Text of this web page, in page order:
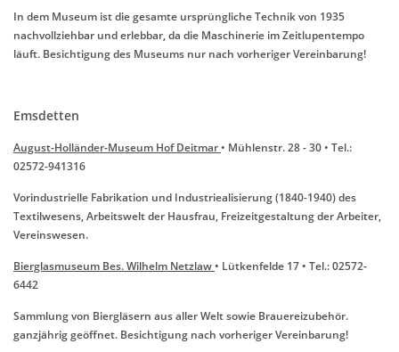
In dem Museum ist die gesamte ursprüngliche Technik von 1935
nachvollziehbar und erlebbar, da die Maschinerie im Zeitlupentempo
läuft. Besichtigung des Museums nur nach vorheriger Vereinbarung!
Emsdetten
August-Holländer-Museum Hof Deitmar• Mühlenstr. 28 - 30 • Tel.:
02572-941316
Vorindustrielle Fabrikation und Industriealisierung (1840-1940) des
Textilwesens, Arbeitswelt der Hausfrau, Freizeitgestaltung der Arbeiter,
Vereinswesen.
Bierglasmuseum Bes. Wilhelm Netzlaw• Lütkenfelde 17 • Tel.: 02572-
6442
Sammlung von Biergläsern aus aller Welt sowie Brauereizubehör.
ganzjährig geöffnet. Besichtigung nach vorheriger Vereinbarung!